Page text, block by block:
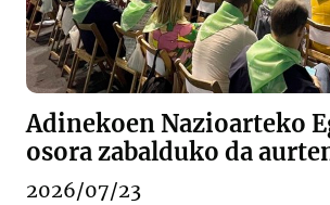
Adinekoen Nazioarteko
osora zabalduko da
2026/07/23